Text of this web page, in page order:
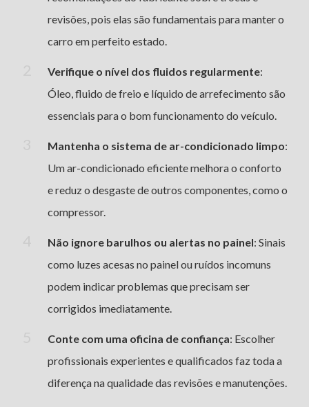
revisões, pois elas são fundamentais para manter o
carro em perfeito estado.
Verifique o nível dos fluidos regularmente:
Óleo, fluido de freio e líquido de arrefecimento são
essenciais para o bom funcionamento do veículo.
Mantenha o sistema de ar-condicionado limpo:
Um ar-condicionado eficiente melhora o conforto
e reduz o desgaste de outros componentes, como o
compressor.
Não ignore barulhos ou alertas no painel: Sinais
como luzes acesas no painel ou ruídos incomuns
podem indicar problemas que precisam ser
corrigidos imediatamente.
Conte com uma oficina de confiança: Escolher
profissionais experientes e qualificados faz toda a
diferença na qualidade das revisões e manutenções.